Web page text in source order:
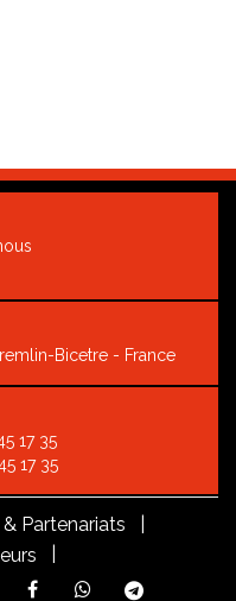
Bicetre - France
17 35
17 35
Partenariats |